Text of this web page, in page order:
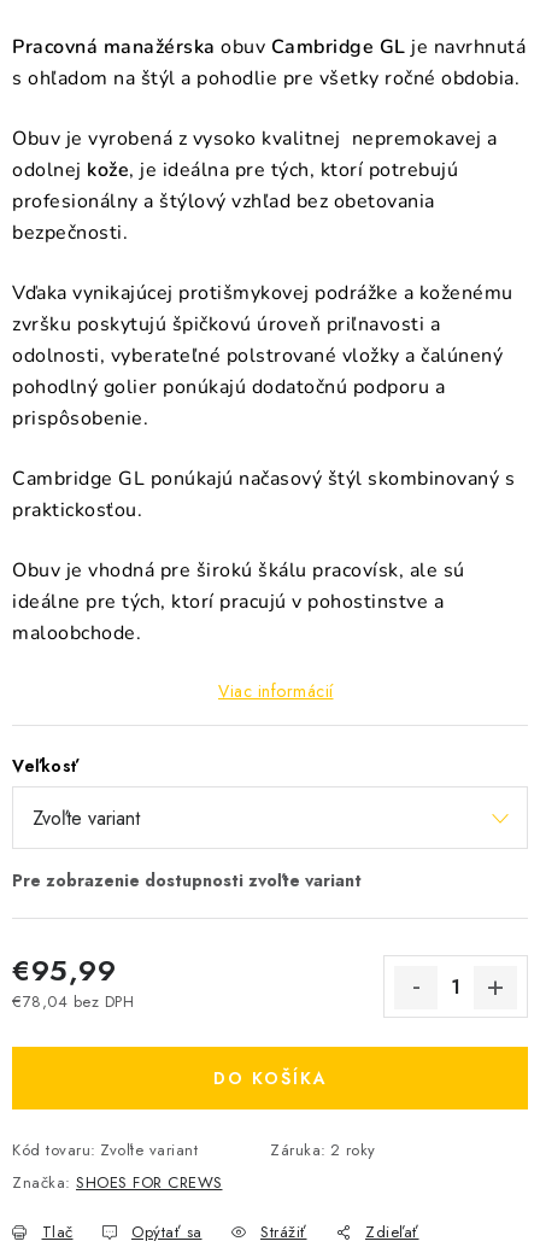
Pracovná manažérska obuv Cambridge GL je navrhnutá
s ohľadom na štýl a pohodlie pre všetky ročné obdobia.
Obuv je vyrobená z vysoko kvalitnej nepremokavej a
odolnej kože, je ideálna pre tých, ktorí potrebujú
profesionálny a štýlový vzhľad bez obetovania
bezpečnosti.
Vďaka vynikajúcej protišmykovej podrážke a koženému
zvršku poskytujú špičkovú úroveň priľnavosti a
odolnosti, vyberateľné polstrované vložky a čalúnený
pohodlný golier ponúkajú dodatočnú podporu a
prispôsobenie.
Cambridge GL ponúkajú načasový štýl skombinovaný s
praktickosťou.
Obuv je vhodná pre širokú škálu pracovísk, ale sú
ideálne pre tých, ktorí pracujú v pohostinstve a
maloobchode.
Viac informácií
Veľkosť
€95,99
€78,04 bez DPH
DO KOŠÍKA
Kód tovaru: Zvoľte variant Záruka: 2 roky
Značka: SHOES FOR CREWS
Tlač Opýtať sa Strážiť Zdieľať